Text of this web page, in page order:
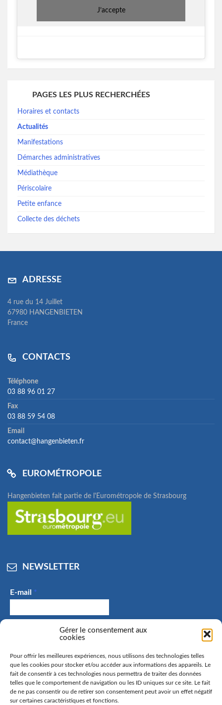
Gérer le consentement aux
cookies
Pour offrir les meilleures expériences, nous utilisons des technologies telles
que les cookies pour stocker et/ou accéder aux informations des appareils. Le
fait de consentir à ces technologies nous permettra de traiter des données
telles que le comportement de navigation ou les ID uniques sur ce site. Le fait
de ne pas consentir ou de retirer son consentement peut avoir un effet négatif
sur certaines caractéristiques et fonctions.
J’accepte
PAGES LES PLUS RECHERCHÉES
Horaires et contacts
Actualités
Manifestations
Démarches administratives
Médiathèque
Périscolaire
Petite enfance
Collecte des déchets
ADRESSE
4 rue du 14 Juillet
67980 HANGENBIETEN
France
CONTACTS
Téléphone
03 88 96 01 27
Fax
03 88 59 54 08
Email
contact@hangenbieten.fr
EUROMÉTROPOLE
Hangenbieten fait partie de l'Eurométropole de Strasbourg
NEWSLETTER
E-mail *
J'accepte de recevoir des e-mails et confirme avoir
pris connaissance de la politique de confidentialité.
La commune de Hangenbieten collecte votre adresse mail
afin de vous envoyer notre lettre d’information. Vous